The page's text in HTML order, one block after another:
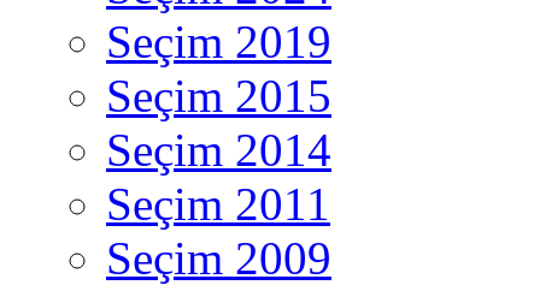
Seçim 2019
Seçim 2015
Seçim 2014
Seçim 2011
Seçim 2009